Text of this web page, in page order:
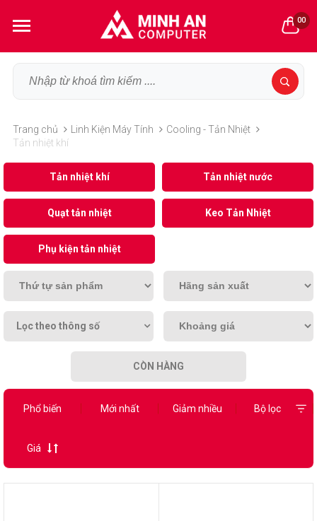
00
Trang chủ Linh Kiện Máy Tính
Cooling - Tản Nhiệt
Tản nhiệt khí
Tản nhiệt khí Tản nhiệt nước
Quạt tản nhiệt Keo Tản Nhiệt
Phụ kiện tản nhiệt
Lọc theo thông số
CÒN HÀNG
Phổ biến Mới nhất Giảm nhiều Bộ lọc
Giá